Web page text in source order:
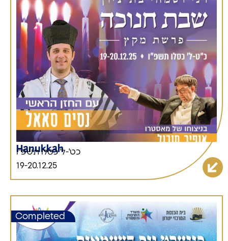
Hanukkah
כט'-ל' כסלו תשפ"ו
19-20.12.25
Completed